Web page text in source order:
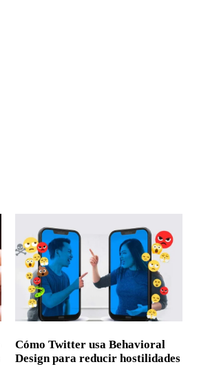
Cómo Twitter usa Behavioral
Design para reducir hostilidades